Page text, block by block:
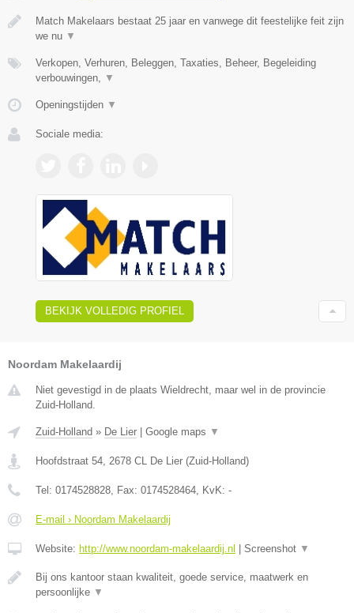
Match Makelaars bestaat 25 jaar en vanwege dit feestelijke feit zijn
we nu ▼
Verkopen, Verhuren, Beleggen, Taxaties, Beheer, Begeleiding
verbouwingen, ▼
Openingstijden ▼
Sociale media:
BEKIJK VOLLEDIG PROFIEL
Noordam Makelaardij
Niet gevestigd in de plaats Wieldrecht, maar wel in de provincie
Zuid-Holland.
Zuid-Holland » De Lier Google maps ▼
Hoofdstraat 54, 2678 CL De Lier (Zuid-Holland)
Tel: 0174528828, Fax: 0174528464, KvK: -
E-mail › Noordam Makelaardij
Website: http://www.noordam-makelaardij.nl Screenshot ▼
Bij ons kantoor staan kwaliteit, goede service, maatwerk en
persoonlijke ▼